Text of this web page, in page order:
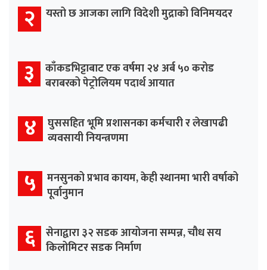
२ यस्तो छ आजका लागि विदेशी मुद्राको विनिमयदर
३ काँकडभिट्टाबाट एक वर्षमा २४ अर्ब ५० करोड
बराबरको पेट्रोलियम पदार्थ आयात
४ घुससहित भूमि प्रशासनका कर्मचारी र लेखापढी
व्यवसायी नियन्त्रणमा
५ मनसुनको प्रभाव कायम, केही स्थानमा भारी वर्षाको
पूर्वानुमान
६ सेनाद्वारा ३२ सडक आयोजना सम्पन्न, चौध सय
किलोमिटर सडक निर्माण